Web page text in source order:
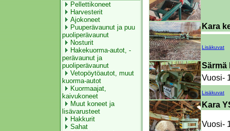
Pellettikoneet
Harvesterit
Ajokoneet
Puuperävaunut ja puu
puoliperävaunut
Nosturit
Hakekuorma-autot, -
perävaunut ja
puoliperävaunut
Vetopöytöautot, muut
kuorma-autot
Kuormaajat,
kaivukoneet
Muut koneet ja
lisävarusteet
Hakkurit
Sahat
Kara
Lisäkuvat
Särmä
Vuosi-
Lisäkuvat
Kara
Vuosi-